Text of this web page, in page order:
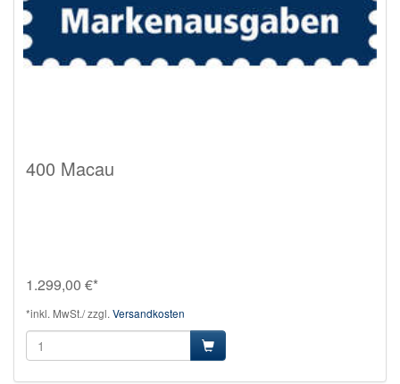
400 Macau
1.299,00 €*
*inkl. MwSt./ zzgl. Versandkosten